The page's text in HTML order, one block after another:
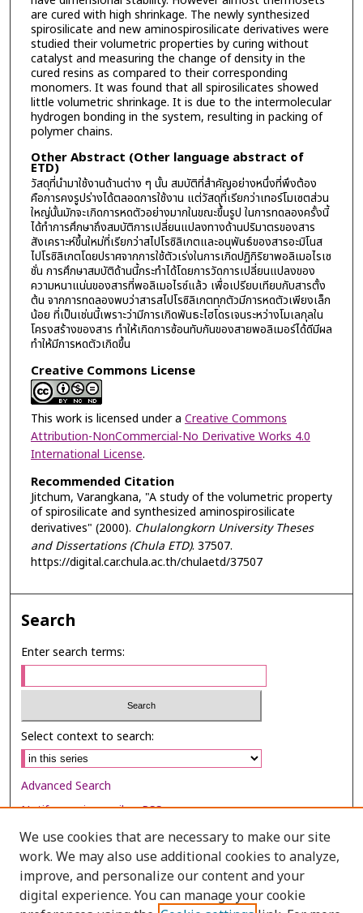
are cured with high shrinkage. The newly synthesized
spirosilicate and new aminospirosilicate derivatives were
studied their volumetric properties by curing without
catalyst and measuring the change of density in the
cured resins as compared to their corresponding
monomers. It was found that all spirosilicates showed
little volumetric shrinkage. It is due to the intermolecular
hydrogen bonding in the system, resulting in packing of
polymer chains.
Other Abstract (Other language abstract of
ETD)
วัสดุที่นำมาใช้งานด้านต่าง ๆ นั้น สมบัติที่สำคัญอย่างหนึ่งที่พึงต้อง
คือการคงรูปร่างได้ตลอดการใช้งาน แต่วัสดุที่เรียกว่าเทอร์โมเซตส่วน
ใหญ่นั้นมักจะเกิดการหดตัวอย่างมากในขณะขึ้นรูป ในการทดลองครั้งนี้
ได้ทำการศึกษาถึงสมบัติการเปลี่ยนแปลงทางด้านปริมาตรของสาร
สังเคราะห์ขึ้นใหม่ที่เรียกว่าสไปโรซิลิเกตและอนุพันธ์ของสารอะมิโนส
ไปโรซิลิเกตโดยปราศจากการใช้ตัวเร่งในการเกิดปฏิกิริยาพอลิเมอไรเซ
ชั่น การศึกษาสมบัติด้านนี้กระทำได้โดยการวัดการเปลี่ยนแปลงของ
ความหนาแน่นของสารที่พอลิเมอไรซ์แล้ว เพื่อเปรียบเทียบกับสารตั้ง
ต้น จากการทดลองพบว่าสารสไปโรซิลิเกตทุกตัวมีการหดตัวเพียงเล็ก
น้อย ที่เป็นเช่นนี้เพราะว่ามีการเกิดพันธะไฮโดรเจนระหว่างโมเลกุลใน
โครงสร้างของสาร ทำให้เกิดการซ้อนทับกันของสายพอลิเมอร์ได้ดีมีผล
ทำให้มีการหดตัวเกิดขึ้น
Creative Commons License
This work is licensed under a Creative Commons
Attribution-NonCommercial-No Derivative Works 4.0
International License.
Recommended Citation
Jitchum, Varangkana, "A study of the volumetric property
of spirosilicate and synthesized aminospirosilicate
derivatives" (2000). Chulalongkorn University Theses
and Dissertations (Chula ETD). 37507.
https://digital.car.chula.ac.th/chulaetd/37507
Search
Enter search terms:
Select context to search:
Advanced Search
Notify me via email orRSS
Browse
Collections
Disciplines
We use cookies that are necessary to make our site
work. We may also use additional cookies to analyze,
improve, and personalize our content and your
digital experience. You can manage your cookie